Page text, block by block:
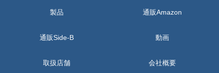
製品 通販Amazon
通販Side-B 動画
取扱店舗 会社概要